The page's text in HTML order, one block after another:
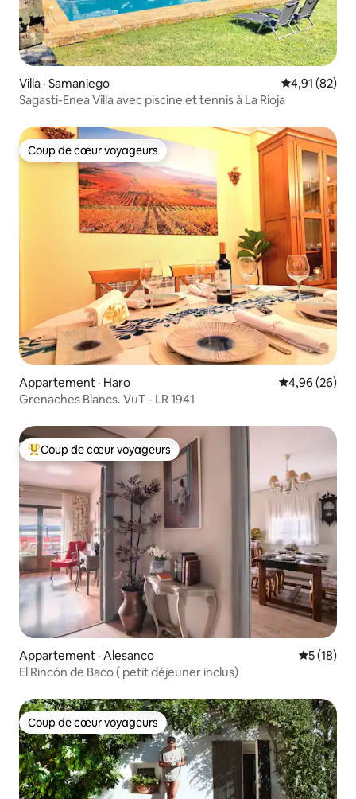
Villa · Samaniego Note
4,91 (82)
Sagasti-Enea Villa avec piscine et tennis à La Rioja
Coup de cœur voyageurs
Coup de cœur voyageurs
Appartement · Haro Note
4,96 (26)
Grenaches Blancs. VuT - LR 1941
Coup de cœur voyageurs parmi les plus aimés
Coup de cœur voyageurs
Appartement · Alesanco Note
5 (18)
El Rincón de Baco ( petit déjeuner inclus)
Coup de cœur voyageurs
Coup de cœur voyageurs